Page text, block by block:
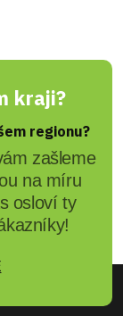
kraji?
regionu?
zašleme
na míru
osloví ty